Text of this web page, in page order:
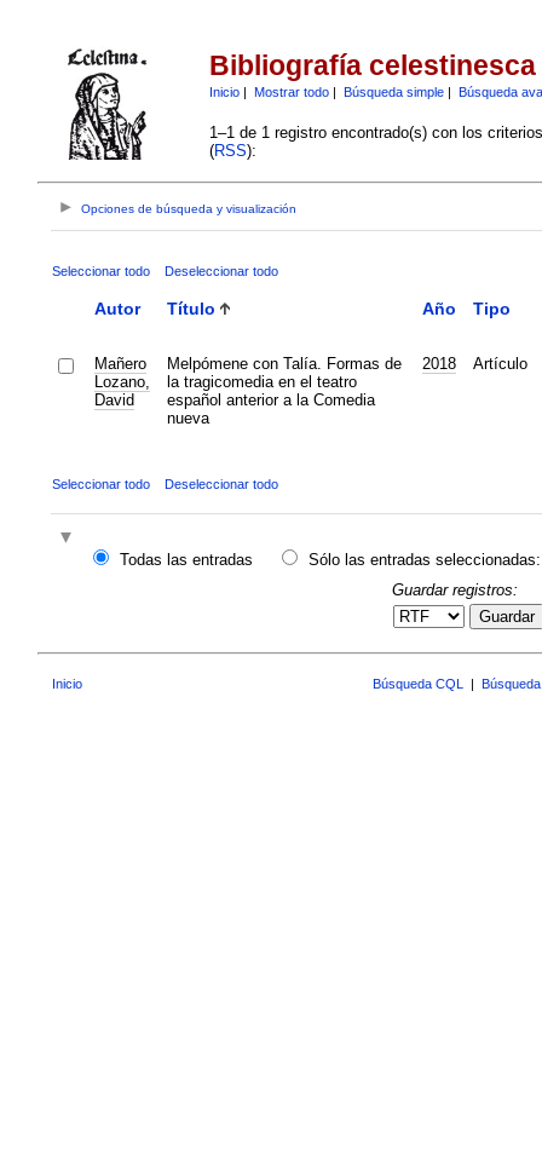
Bibliografía celestinesca
Inicio| Mostrar todo| Búsqueda simple| Búsqueda
1–1 de 1 registro encontrado(s) con los
(RSS):
Opciones de búsqueda y visualización
Seleccionar todo Deseleccionar todo
Autor Título Año Tipo
Mañero
Lozano,
David
Melpómene con Talía. Formas de
la tragicomedia en el teatro
español anterior a la Comedia
nueva
2018 Artículo
Seleccionar todo Deseleccionar todo
Todas las entradas
Sólo las entradas seleccionadas:
Guardar registros:
Guardar
Inicio Búsqueda CQL